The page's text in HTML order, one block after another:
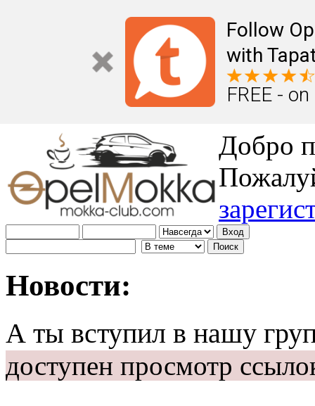
Follow
with
FREE -
Добро
Новости:
А ты вступил в нашу
доступен просмотр